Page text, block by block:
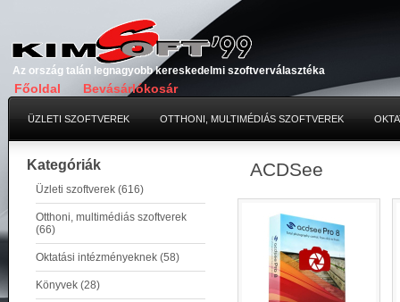
Főoldal Bevásárlókosár
Az ország talán legnagyobb kereskedelmi szoftverválasztéka
ÜZLETI SZOFTVEREK OTTHONI, MULTIMÉDIÁS SZOFTVEREK
Kategóriák
Üzleti szoftverek (616)
Otthoni, multimédiás szoftverek
(66)
Oktatási intézményeknek (58)
Könyvek (28)
ACDSee